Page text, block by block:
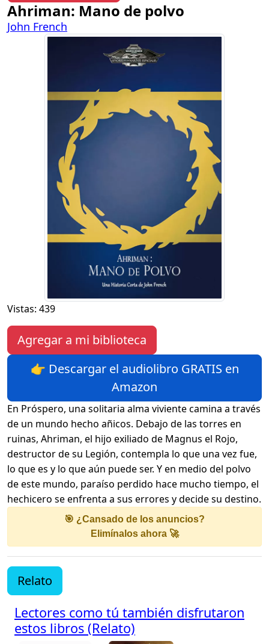
Ahriman: Mano de polvo
John French
Vistas: 439
Agregar a mi biblioteca
👉 Descargar el audiolibro GRATIS en
Amazon
En Próspero, una solitaria alma viviente camina a través
de un mundo hecho añicos. Debajo de las torres en
ruinas, Ahriman, el hijo exiliado de Magnus el Rojo,
destructor de su Legión, contempla lo que una vez fue,
lo que es y lo que aún puede ser. Y en medio del polvo
de este mundo, paraíso perdido hace mucho tiempo, el
hechicero se enfrenta a sus errores y decide su destino.
🎯 ¿Cansado de los anuncios?
Elimínalos ahora 🚀
Relato
Lectores como tú también disfrutaron
estos libros (Relato)